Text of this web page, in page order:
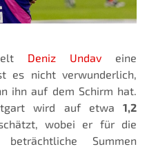
Deniz Undav eine
es nicht verwunderlich,
ihn auf dem Schirm hat.
wird auf etwa 1,2
wobei er für die
beträchtliche Summen